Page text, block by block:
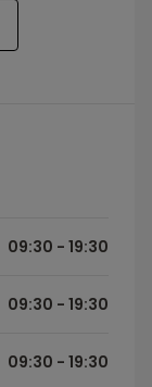
09:30 - 19:30
09:30 - 19:30
09:30 - 19:30